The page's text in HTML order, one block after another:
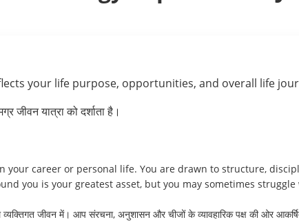
your life purpose, opportunities, and overall life
यात्रा को दर्शाता है।
career or personal life. You are drawn to structure,
you is your greatest asset, but you may sometimes
व्यक्तिगत जीवन में। आप संरचना, अनुशासन और चीजों के व्यावहारिक पक्ष की ओर